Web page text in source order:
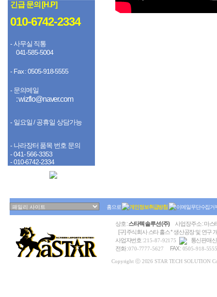
긴급 문의 [H.P]
010-6742-2334
- 사무실 직통
041-585-5004
- Fax : 0505-918-5555
- 문의메일
: wizflo@naver.com
- 일요일 / 공휴일 상담가능
- 나라장터 품목 번호 문의
- 041- 566-3353
- 010-6742-2334
홈으로 개인정보취급방침 이메일무단수집거
상호 :스타텍 솔루션 (주)
사업장주소 : 마스
[구] 주식회사 스타 홀스 * 생산공장 및 연구
사업자번호 :215-87-92175
통신판매
전화 :070-7777-5627 FAX : 0505-918-
Copyright ⓒ 2026 STAR TECH SOLUTION